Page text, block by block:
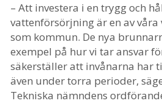
– Att investera i en trygg och
vattenförsörjning är en av
som kommun. De nya
exempel på hur vi tar ansvar
säkerställer att invånarna har
även under torra perioder,
Tekniska nämndens